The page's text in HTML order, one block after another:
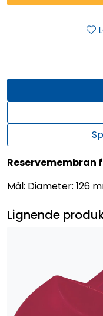
Reservemembran
Mål: Diameter: 126
Lignende